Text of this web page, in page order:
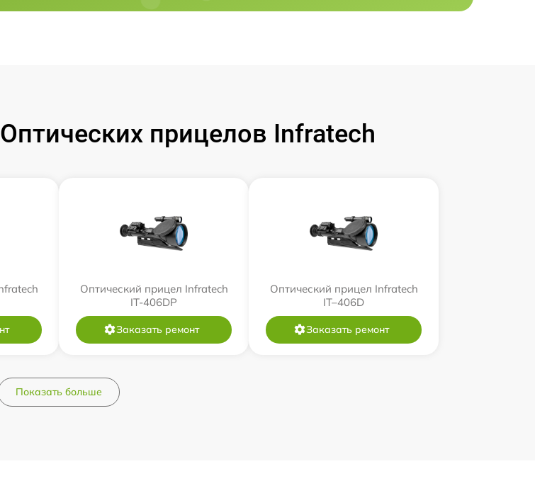
прицелов Infratech
Оптический прицел Infratech
IT-406DP
Заказать ремонт
Оптический прицел Infratech
IT–406D
Заказать ремонт
Показать больше